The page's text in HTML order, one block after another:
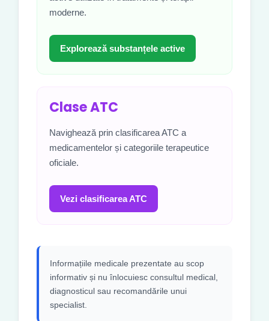
moderne.
Explorează substanțele active
Clase ATC
Navighează prin clasificarea ATC a
medicamentelor și categoriile terapeutice
oficiale.
Vezi clasificarea ATC
Informațiile medicale prezentate au scop
informativ și nu înlocuiesc consultul medical,
diagnosticul sau recomandările unui
specialist.